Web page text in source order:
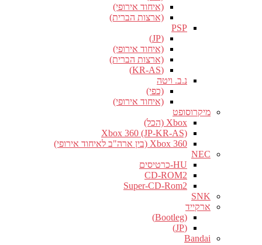
(איחוד אירופי)
(ארצות הברית)
PSP
(JP)
(איחוד אירופי)
(ארצות הברית)
(KR-AS)
נ.ב. ויטה
(כפי)
(איחוד אירופי)
מיקרוסופט
Xbox (הכל)
Xbox 360 (JP-KR-AS)
Xbox 360 (בין ארה"ב לאיחוד אירופי)
NEC
HU-כרטיסים
CD-ROM2
Super-CD-Rom2
SNK
ארקייד
(Bootleg)
(JP)
Bandai